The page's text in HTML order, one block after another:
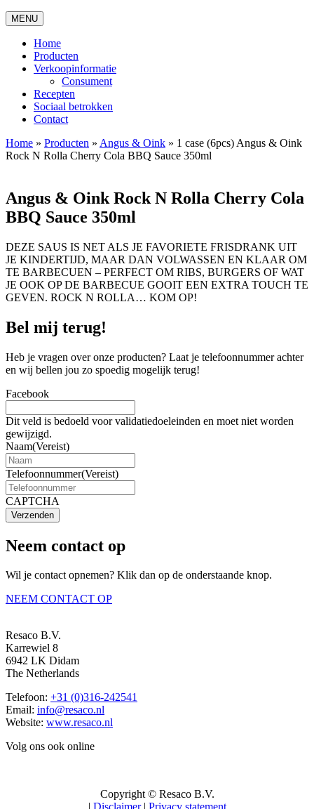
MENU
Home
Producten
Verkoopinformatie
Consument
Recepten
Sociaal betrokken
Contact
Home » Producten » Angus & Oink » 1 case (6pcs) Angus & Oink
Rock N Rolla Cherry Cola BBQ Sauce 350ml
Angus & Oink Rock N Rolla Cherry Cola
BBQ Sauce 350ml
DEZE SAUS IS NET ALS JE FAVORIETE FRISDRANK UIT
JE KINDERTIJD, MAAR DAN VOLWASSEN EN KLAAR OM
TE BARBECUEN – PERFECT OM RIBS, BURGERS OF WAT
JE OOK OP DE BARBECUE GOOIT EEN EXTRA TOUCH TE
GEVEN. ROCK N ROLLA… KOM OP!
Bel mij terug!
Heb je vragen over onze producten? Laat je telefoonnummer achter
en wij bellen jou zo spoedig mogelijk terug!
Facebook
Dit veld is bedoeld voor validatiedoeleinden en moet niet worden
gewijzigd.
Naam(Vereist)
Telefoonnummer(Vereist)
CAPTCHA
Verzenden
Neem contact op
Wil je contact opnemen? Klik dan op de onderstaande knop.
NEEM CONTACT OP
Resaco B.V.
Karrewiel 8
6942 LK Didam
The Netherlands
Telefoon: +31 (0)316-242541
Email: info@resaco.nl
Website: www.resaco.nl
Volg ons ook online
Copyright © Resaco B.V.